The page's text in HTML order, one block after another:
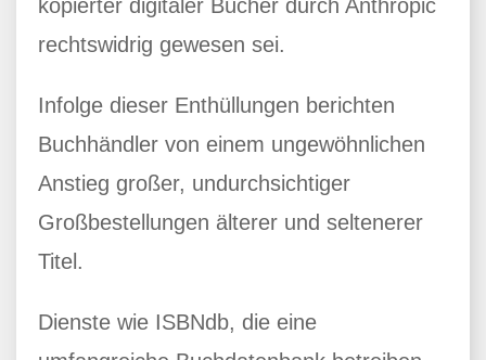
kopierter digitaler Bücher durch Anthropic
rechtswidrig gewesen sei.
Infolge dieser Enthüllungen berichten
Buchhändler von einem ungewöhnlichen
Anstieg großer, undurchsichtiger
Großbestellungen älterer und seltenerer
Titel.
Dienste wie ISBNdb, die eine